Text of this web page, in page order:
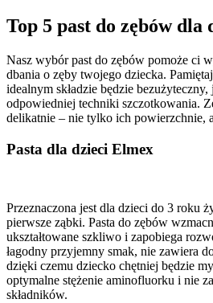
Top 5 past do zębów dla
Nasz wybór past do zębów pomoże ci
dbania o zęby twojego dziecka.
idealnym składzie będzie bezużyteczny,
odpowiedniej techniki szczotkowania.
delikatnie – nie tylko ich powierzchnie,
Pasta dla dzieci Elmex
Przeznaczona jest dla dzieci do 3 roku
pierwsze ząbki. Pasta do zębów
ukształtowane szkliwo i zapobiega
łagodny przyjemny smak, nie zawiera
dzięki czemu dziecko chętniej będzie
optymalne stężenie aminofluorku i nie
składników.